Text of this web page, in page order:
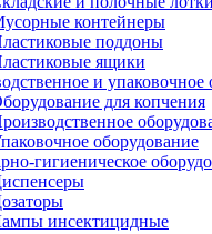
контейнеры
поддоны
ящики
и упаковочное
для копчения
оборудование
гигиеническое
инсектицидные